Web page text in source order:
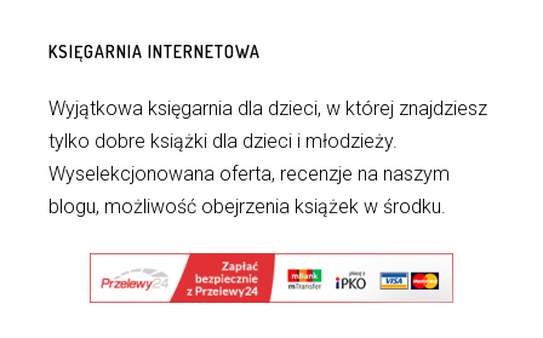
KSIĘGARNIA INTERNETOWA
Wyjątkowa księgarnia dla dzieci, w której znajdziesz
tylko dobre książki dla dzieci i młodzieży.
Wyselekcjonowana oferta, recenzje na naszym
blogu, możliwość obejrzenia książek w środku.